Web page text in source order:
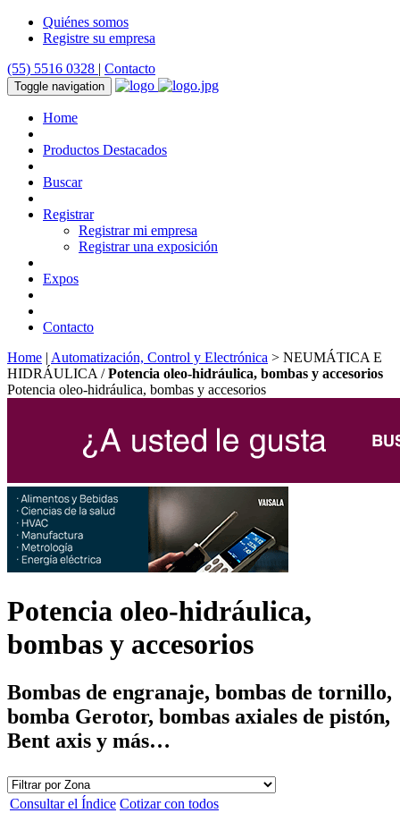
Quiénes somos
Registre su empresa
(55) 5516 0328 | Contacto
Toggle navigation
Home
Productos Destacados
Buscar
Registrar
Registrar mi empresa
Registrar una exposición
Expos
Contacto
Home | Automatización, Control y Electrónica > NEUMÁTICA E
HIDRÁULICA /Potencia oleo-hidráulica, bombas y accesorios
Potencia oleo-hidráulica, bombas y accesorios
Potencia oleo-hidráulica,
bombas y accesorios
Bombas de engranaje, bombas de tornillo,
bomba Gerotor, bombas axiales de pistón,
Bent axis y más…
Consultar el Índice Cotizar con todos